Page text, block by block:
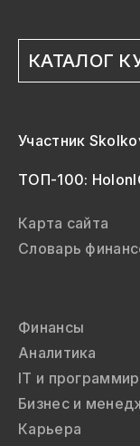
КАТАЛОГ
Участник
ТОП-100:
Карта сайта
Словарь
Финансы
Аналитика
IT и
Бизнес и
Карьера